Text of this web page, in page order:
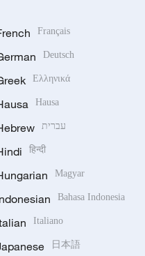
Français
Deutsch
Ελληνικά
Hausa
עברית
हिन्दी
Magyar
Bahasa Indonesia
Italiano
日本語